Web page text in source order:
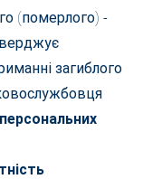
(померлого) -
загиблого